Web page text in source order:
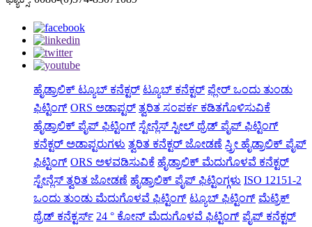
ಹೈಡ್ರಾಲಿಕ್ ಟ್ಯೂಬ್ ಕನೆಕ್ಟರ್ ಟ್ಯೂಬ್ ಕನೆಕ್ಟರ್ ಫ್ಲೇರ್ ಒಂದು ತುಂಡು
ಫಿಟ್ಟಿಂಗ್ ORS ಅಡಾಪ್ಟರ್ ತ್ವರಿತ ಸಂಪರ್ಕ ಕಡಿತಗೊಳಿಸುವಿಕೆ
ಹೈಡ್ರಾಲಿಕ್ ಪೈಪ್ ಫಿಟ್ಟಿಂಗ್ ಸ್ಟೇನ್ಲೆಸ್ ಸ್ಟೀಲ್ ಥ್ರೆಡ್ ಪೈಪ್ ಫಿಟ್ಟಿಂಗ್
ಕನೆಕ್ಟರ್ ಅಡಾಪ್ಟರುಗಳು ತ್ವರಿತ ಕನೆಕ್ಟರ್ ಜೋಡಣೆ ಸ್ತ್ರೀ ಹೈಡ್ರಾಲಿಕ್ ಪೈಪ್
ಫಿಟ್ಟಿಂಗ್ ORS ಅಳವಡಿಸುವಿಕೆ ಹೈಡ್ರಾಲಿಕ್ ಮೆದುಗೊಳವೆ ಕನೆಕ್ಟರ್
ಸ್ಟೇನ್ಲೆಸ್ ತ್ವರಿತ ಜೋಡಣೆ ಹೈಡ್ರಾಲಿಕ್ ಪೈಪ್ ಫಿಟ್ಟಿಂಗ್ಗಳು ISO 12151-2
ಒಂದು ತುಂಡು ಮೆದುಗೊಳವೆ ಫಿಟ್ಟಿಂಗ್ ಟ್ಯೂಬ್ ಫಿಟ್ಟಿಂಗ್ ಮೆಟ್ರಿಕ್
ಥ್ರೆಡ್ ಕನೆಕ್ಟರ್ಸ್ 24 ° ಕೋನ್ ಮೆದುಗೊಳವೆ ಫಿಟ್ಟಿಂಗ್ ಪೈಪ್ ಕನೆಕ್ಟರ್